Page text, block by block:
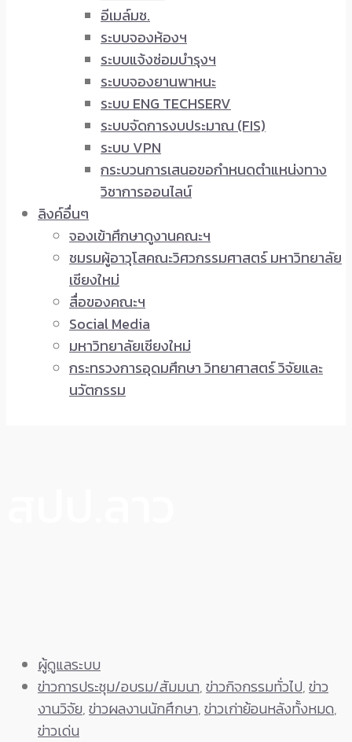
อีเมล์มช.
ระบบจองห้องฯ
ระบบแจ้งซ่อมบำรุงฯ
ระบบจองยานพาหนะ
ระบบ ENG TECHSERV
ระบบจัดการงบประมาณ (FIS)
ระบบ VPN
กระบวนการเสนอขอกำหนดตำแหน่งทาง
วิชาการออนไลน์
ลิงค์อื่นๆ
จองเข้าศึกษาดูงานคณะฯ
ชมรมผู้อาวุโสคณะวิศวกรรมศาสตร์ มหาวิทยาลัย
เชียงใหม่
สื่อของคณะฯ
Social Media
มหาวิทยาลัยเชียงใหม่
กระทรวงการอุดมศึกษา วิทยาศาสตร์ วิจัยและ
นวัตกรรม
ผู้ดูแลระบบ
ข่าวการประชุม/อบรม/สัมมนา,ข่าวกิจกรรมทั่วไป,ข่าว
งานวิจัย,ข่าวผลงานนักศึกษา,ข่าวเก่าย้อนหลังทั้งหมด,
ข่าวเด่น